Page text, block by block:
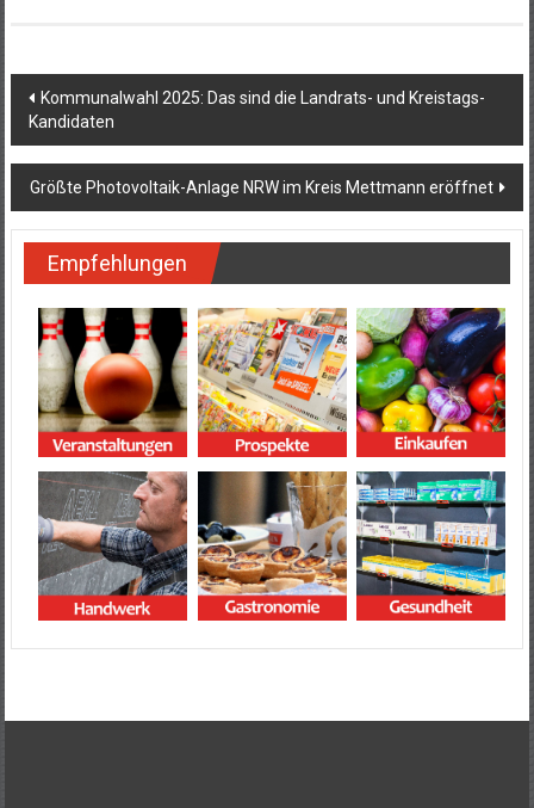
Beitragsnavigation
Kommunalwahl 2025: Das sind die Landrats- und Kreistags-
Kandidaten
Größte Photovoltaik-Anlage NRW im Kreis Mettmann eröffnet
Empfehlungen